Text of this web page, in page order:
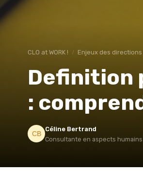
CLO at WORK ! Enjeux des
Definition
:
Céline Bertrand
Consultante en aspects